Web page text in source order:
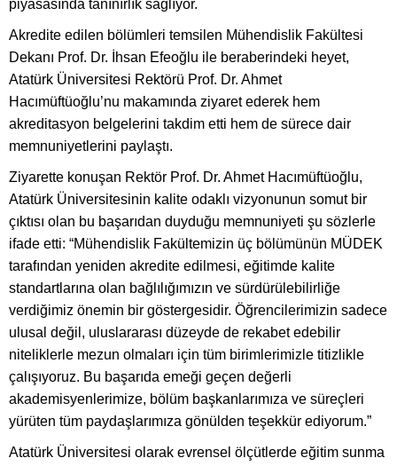
piyasasında tanınırlık sağlıyor.
Akredite edilen bölümleri temsilen Mühendislik Fakültesi
Dekanı Prof. Dr. İhsan Efeoğlu ile beraberindeki heyet,
Atatürk Üniversitesi Rektörü Prof. Dr. Ahmet
Hacımüftüoğlu’nu makamında ziyaret ederek hem
akreditasyon belgelerini takdim etti hem de sürece dair
memnuniyetlerini paylaştı.
Ziyarette konuşan Rektör Prof. Dr. Ahmet Hacımüftüoğlu,
Atatürk Üniversitesinin kalite odaklı vizyonunun somut bir
çıktısı olan bu başarıdan duyduğu memnuniyeti şu sözlerle
ifade etti: “Mühendislik Fakültemizin üç bölümünün MÜDEK
tarafından yeniden akredite edilmesi, eğitimde kalite
standartlarına olan bağlılığımızın ve sürdürülebilirliğe
verdiğimiz önemin bir göstergesidir. Öğrencilerimizin sadece
ulusal değil, uluslararası düzeyde de rekabet edebilir
niteliklerle mezun olmaları için tüm birimlerimizle titizlikle
çalışıyoruz. Bu başarıda emeği geçen değerli
akademisyenlerimize, bölüm başkanlarımıza ve süreçleri
yürüten tüm paydaşlarımıza gönülden teşekkür ediyorum.”
Atatürk Üniversitesi olarak evrensel ölçütlerde eğitim sunma